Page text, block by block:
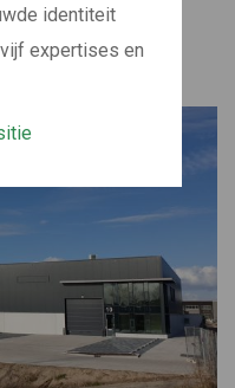
identiteit
expertises en